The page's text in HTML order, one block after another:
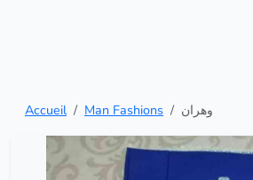
Accueil Man Fashions وهران